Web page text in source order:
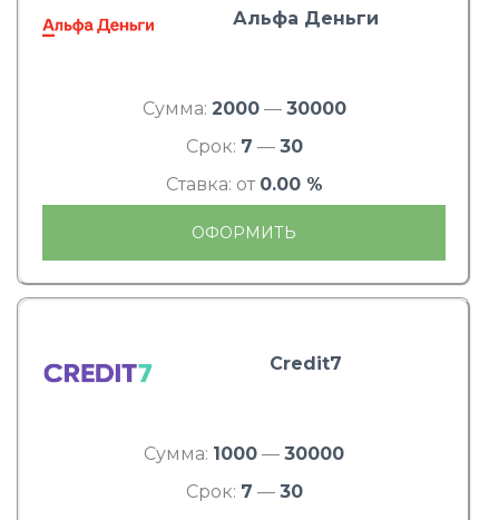
Альфа Деньги
Сумма: 2000— 30000
Срок: 7 — 30
Ставка: от 0.00 %
ОФОРМИТЬ
Credit7
Сумма: 1000 — 30000
Срок: 7 — 30